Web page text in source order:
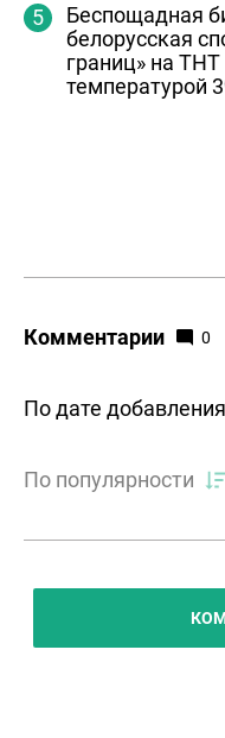
Беспощадная
белорусская
границ» на
температурой
Комментарии 0
По дате добавления
По популярности